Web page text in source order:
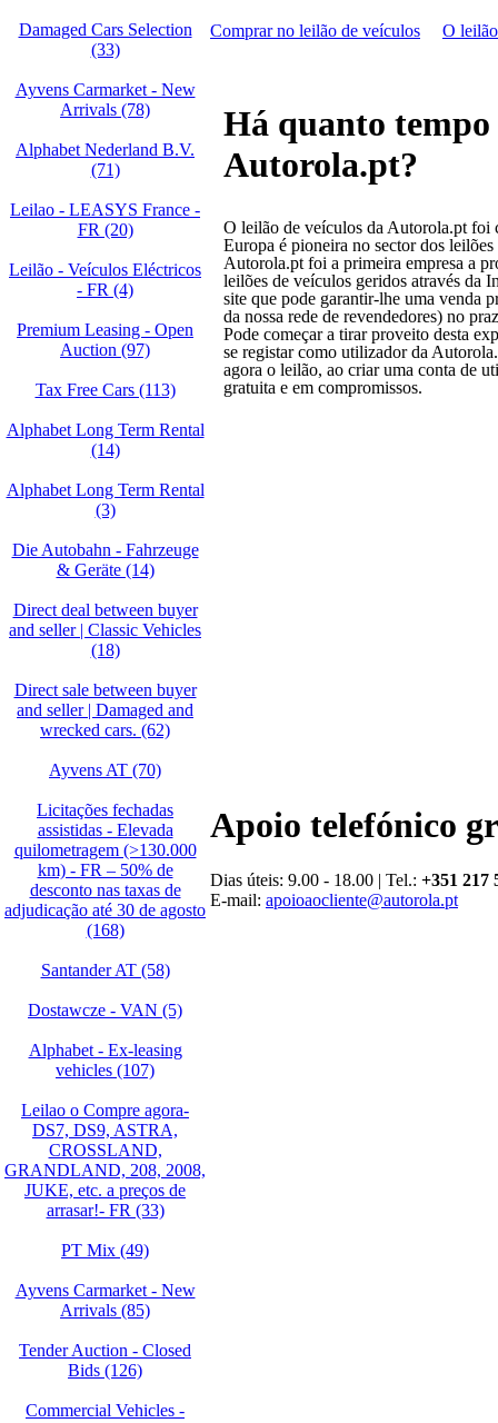
Damaged Cars Selection
(33)
Ayvens Carmarket - New
Arrivals (78)
Alphabet Nederland B.V.
(71)
Leilao - LEASYS France -
FR (20)
Leilão - Veículos Eléctricos
- FR (4)
Premium Leasing - Open
Auction (97)
Tax Free Cars (113)
Alphabet Long Term Rental
(14)
Alphabet Long Term Rental
(3)
Die Autobahn - Fahrzeuge
& Geräte (14)
Direct deal between buyer
and seller | Classic Vehicles
(18)
Direct sale between buyer
and seller | Damaged and
wrecked cars. (62)
Ayvens AT (70)
Licitações fechadas
assistidas - Elevada
quilometragem (>130.000
km) - FR – 50% de
desconto nas taxas de
adjudicação até 30 de agosto
(168)
Santander AT (58)
Dostawcze - VAN (5)
Alphabet - Ex-leasing
vehicles (107)
Leilao o Compre agora-
DS7, DS9, ASTRA,
CROSSLAND,
GRANDLAND, 208, 2008,
JUKE, etc. a preços de
arrasar!- FR (33)
PT Mix (49)
Ayvens Carmarket - New
Arrivals (85)
Tender Auction - Closed
Bids (126)
Commercial Vehicles -
Comprar no leilão de veículos O
Há quanto tempo
Autorola.pt?
O leilão de veículos da Autorola.pt foi
Europa é pioneira no sector dos
Autorola.pt foi a primeira empresa a
leilões de veículos geridos através da
site que pode garantir-lhe uma venda
da nossa rede de revendedores) no
Pode começar a tirar proveito desta
se registar como utilizador da
agora o leilão, ao criar uma conta de
gratuita e em compromissos.
Apoio telefónico
Dias úteis: 9.00 - 18.00 | Tel.: +351 217
E-mail: apoioaocliente@autorola.pt